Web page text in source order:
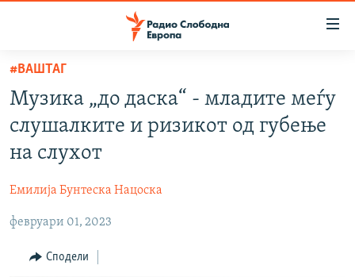
Оди
содржината
Оди
главната
навигација
Премини
на
СВЕТ
ВИЗУЕЛНО
ШТО ТРЕБА ДА ЗНАЕТЕ
ПРИЈАВИ СЕ ЗА ЊУЗЛЕТЕР
ПОДКАСТ ЗОШТО?
#ВАШТАГ
Музика „до даска“ - младите меѓу
слушалките и ризикот од губење
на слухот
Емилија Бунтеска Нацоска
февруари 01, 2023
Сподели